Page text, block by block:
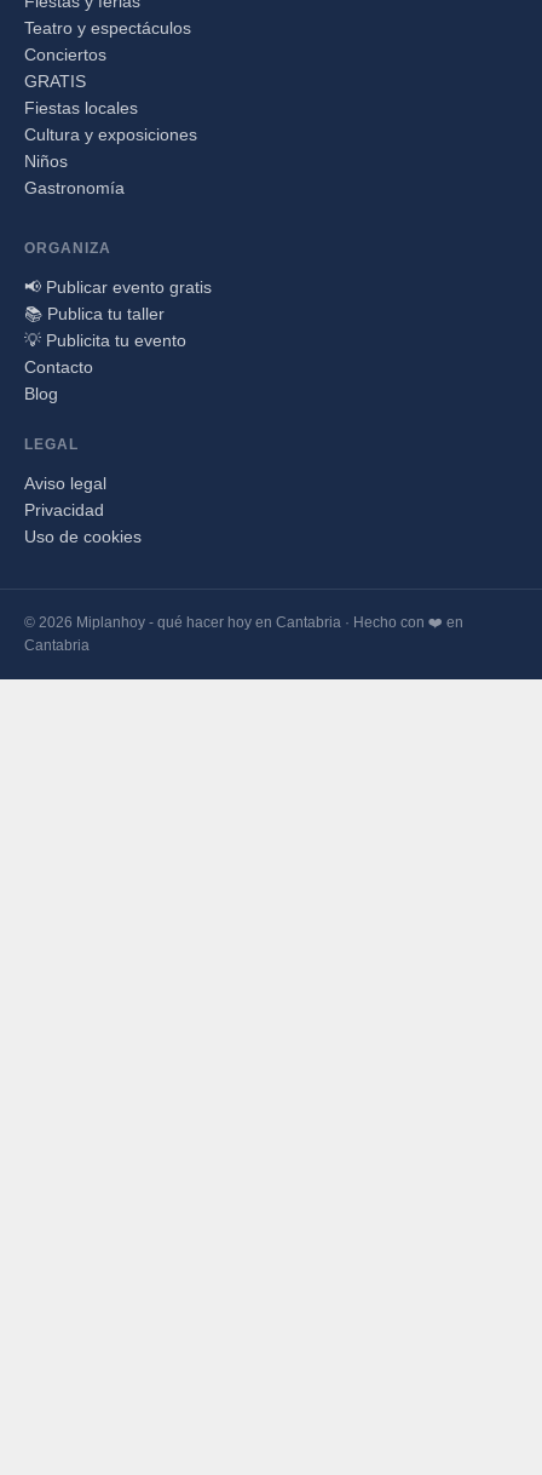
Teatro y espectáculos
Conciertos
GRATIS
Fiestas locales
Cultura y exposiciones
Niños
Gastronomía
ORGANIZA
📢 Publicar evento gratis
📚 Publica tu taller
💡 Publicita tu evento
Contacto
Blog
LEGAL
Aviso legal
Privacidad
Uso de cookies
© 2026 Miplanhoy - qué hacer hoy en Cantabria · Hecho con ❤️ en
Cantabria